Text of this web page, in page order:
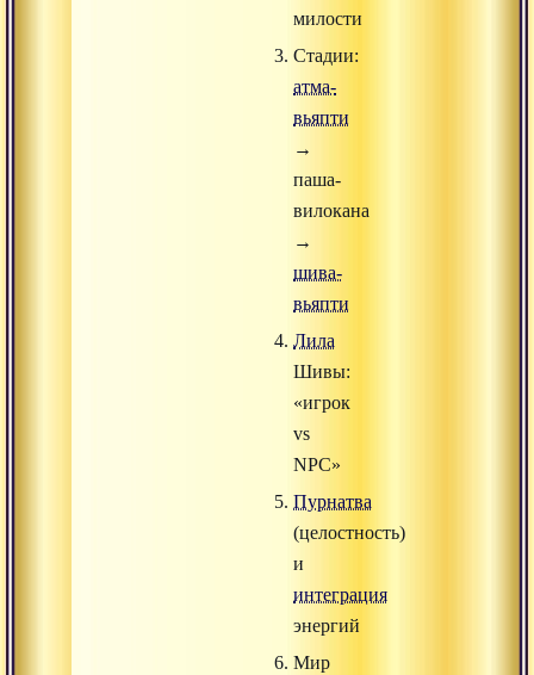
милости
Стадии:
атма-
вьяпти
→
паша-
вилокана
→
шива-
вьяпти
Лила
Шивы:
«игрок
vs
NPC»
Пурнатва
(целостность)
и
интеграция
энергий
Мир